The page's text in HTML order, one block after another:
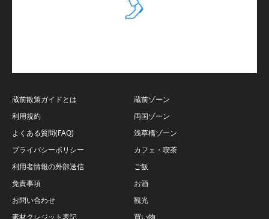
蔵前散策ガイドとは
利用規約
よくある質問(FAQ)
プライバシーポリシー
利用者情報の外部送信
免責事項
お問い合わせ
蔵前ゾーン
両国ゾーン
浅草橋ゾーン
カフェ・喫茶
ご飯
お酒
観光